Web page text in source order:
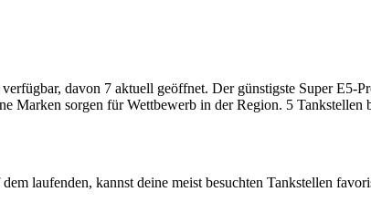
davon 7 aktuell geöffnet. Der günstigste Super E5-
Marken sorgen für Wettbewerb in der Region. 5
laufenden, kannst deine meist besuchten Tankstellen